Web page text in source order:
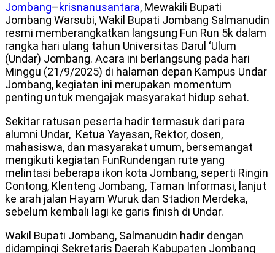
Jombang–krisnanusantara, Mewakili Bupati
Jombang Warsubi, Wakil Bupati Jombang Salmanudin
resmi memberangkatkan langsung Fun Run 5k dalam
rangka hari ulang tahun Universitas Darul ‘Ulum
(Undar) Jombang. Acara ini berlangsung pada hari
Minggu (21/9/2025) di halaman depan Kampus Undar
Jombang, kegiatan ini merupakan momentum
penting untuk mengajak masyarakat hidup sehat.
Sekitar ratusan peserta hadir termasuk dari para
alumni Undar, Ketua Yayasan, Rektor, dosen,
mahasiswa, dan masyarakat umum, bersemangat
mengikuti kegiatan FunRundengan rute yang
melintasi beberapa ikon kota Jombang, seperti Ringin
Contong, Klenteng Jombang, Taman Informasi, lanjut
ke arah jalan Hayam Wuruk dan Stadion Merdeka,
sebelum kembali lagi ke garis finish di Undar.
Wakil Bupati Jombang, Salmanudin hadir dengan
didampingi Sekretaris Daerah Kabupaten Jombang